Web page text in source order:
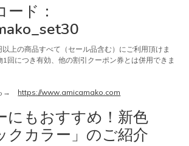
ード：
の商品すべて（セール品含む）にご利用頂けま
回につき有効、他の割引クーポン券とは併用できま
→ https://www.amicamako.com
にもおすすめ！新色
クカラー」のご紹介